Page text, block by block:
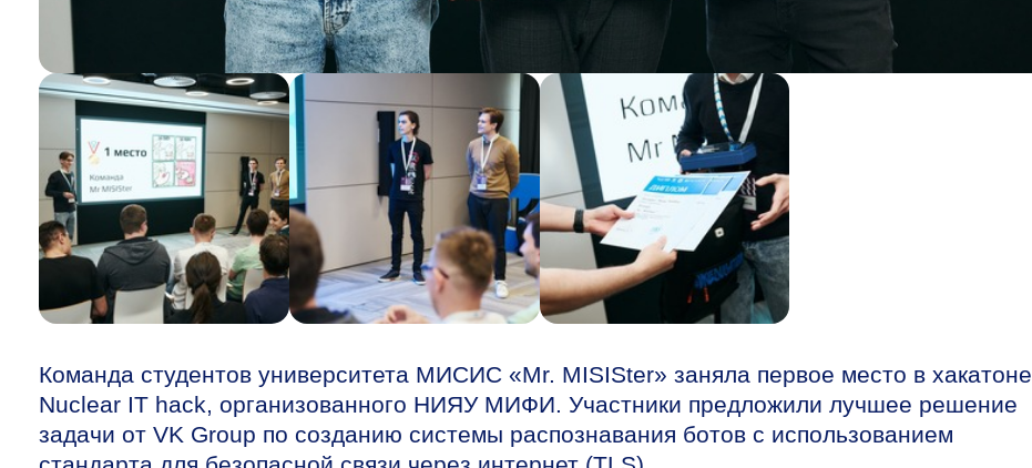
Команда студентов университета МИСИС «Mr. MISISter» заняла первое место в хакатоне
Nuclear IT hack, организованного НИЯУ МИФИ. Участники предложили лучшее решение
задачи от VK Group по созданию системы распознавания ботов с использованием